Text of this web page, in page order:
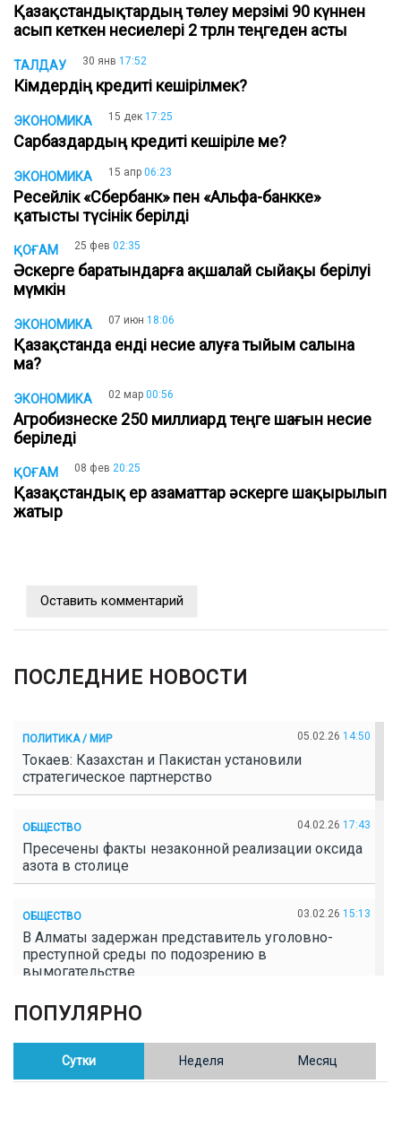
Қазақстандықтардың төлеу мерзімі 90 күннен
асып кеткен несиелері 2 трлн теңгеден асты
ТАЛДАУ 30 янв 17:52
Кімдердің кредиті кешірілмек?
ЭКОНОМИКА 15 дек 17:25
Сарбаздардың кредиті кешіріле ме?
ЭКОНОМИКА 15 апр 06:23
Ресейлік «Сбербанк» пен «Альфа-банкке»
қатысты түсінік берілді
ҚОҒАМ 25 фев 02:35
Әскерге баратындарға ақшалай сыйақы берілуі
мүмкін
ЭКОНОМИКА 07 июн 18:06
Қазақстанда енді несие алуға тыйым салына
ма?
ЭКОНОМИКА 02 мар 00:56
Агробизнеске 250 миллиард теңге шағын несие
беріледі
ҚОҒАМ 08 фев 20:25
Қазақстандық ер азаматтар әскерге шақырылып
жатыр
Оставить комментарий
ПОСЛЕДНИЕ НОВОСТИ
ПОЛИТИКА / МИР 05.02.26 14:50
Токаев: Казахстан и Пакистан установили
стратегическое партнерство
ОБЩЕСТВО 04.02.26 17:43
Пресечены факты незаконной реализации оксида
азота в столице
ОБЩЕСТВО 03.02.26 15:13
В Алматы задержан представитель уголовно-
преступной среды по подозрению в
вымогательстве
ОБЩЕСТВО
Полицейские пресекли незаконное выращивание
конопли в Таразе
ПОПУЛЯРНО
Сутки Неделя Месяц